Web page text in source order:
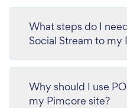
What steps do I
Social Stream to my
Why should I use
my Pimcore site?